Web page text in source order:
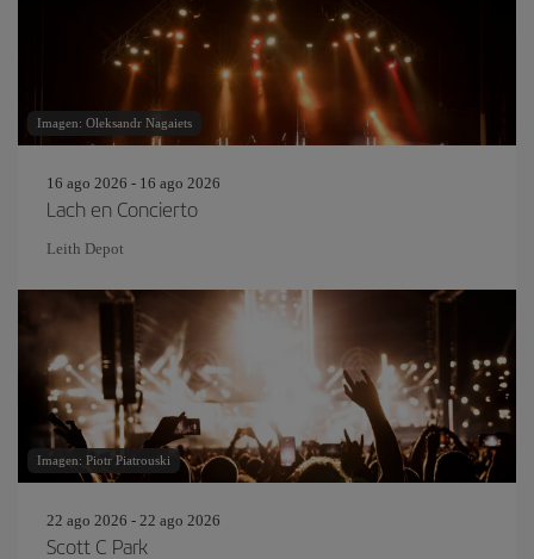
Imagen: Oleksandr Nagaiets
16 ago 2026 - 16 ago 2026
Lach en Concierto
Leith Depot
Imagen: Piotr Piatrouski
22 ago 2026 - 22 ago 2026
Scott C Park